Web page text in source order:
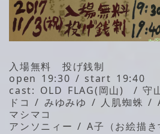
入場無料 投げ銭制
open 19:30 / start 19:40
cast: OLD FLAG(岡山) / 守
ドコ / みゆみゆ / 人肌蜘蛛 /
マシマコ
アンソニィー / A子（お絵描き